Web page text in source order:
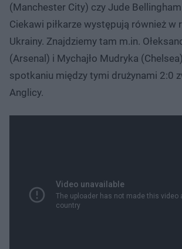
(Manchester City) czy Jude
Ciekawi piłkarze występują również w
Ukrainy. Znajdziemy tam m.in.
(Arsenal) i Mychajło Mudryka
spotkaniu między tymi drużynami 2:0
Anglicy.